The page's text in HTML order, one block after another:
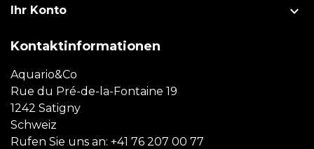
Ihr Konto 
Kontaktinformationen
Aquario&Co
Rue du Pré-de-la-Fontaine 19
1242 Satigny
Schweiz
Rufen Sie uns an: +41 76 207 00 77